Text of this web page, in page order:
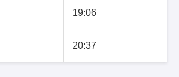
19:06
20:37